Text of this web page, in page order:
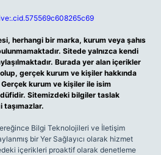
herhangi bir marka, kurum veya şahıs
Sitede yalnızca kendi
Burada yer alan içerikler
gerçek kurum ve kişiler hakkında
Gerçek kurum ve kişiler ile isim
Sitemizdeki bilgiler taslak
Bilgi Teknolojileri ve İletişim
bir Yer Sağlayıcı olarak hizmet
içerikleri proaktif olarak denetleme